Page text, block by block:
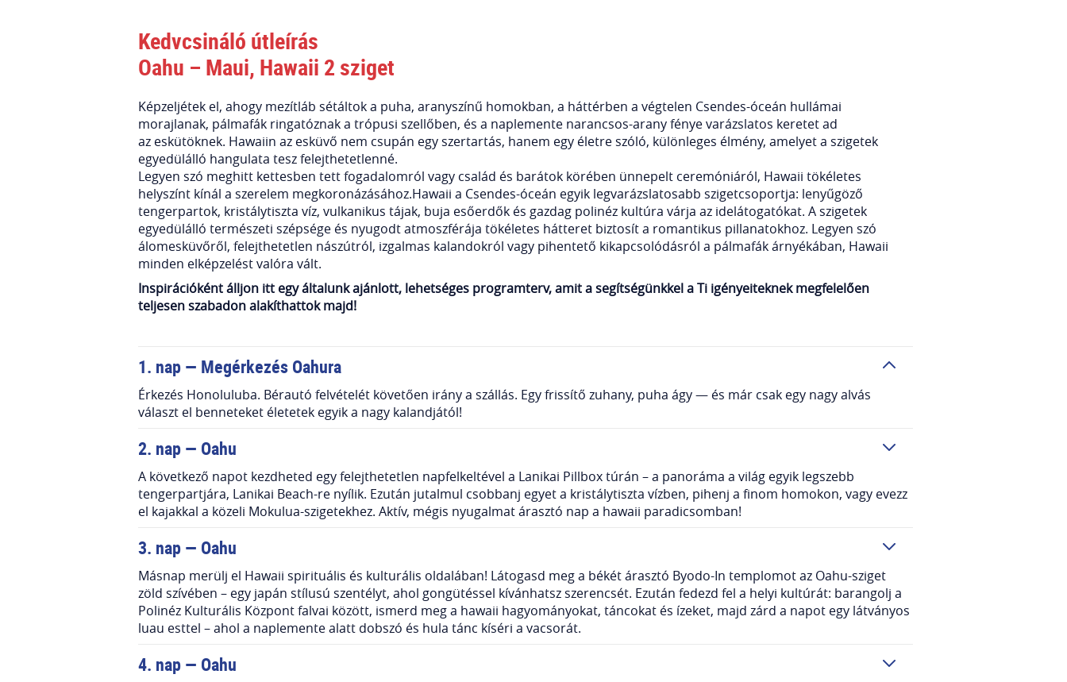
Kedvcsináló útleírás
Oahu – Maui, Hawaii 2 sziget
Képzeljétek el, ahogy mezítláb sétáltok a puha, aranyszínű homokban, a háttérben a végtelen Csendes-óceán hullámai
morajlanak, pálmafák ringatóznak a trópusi szellőben, és a naplemente narancsos-arany fénye varázslatos keretet ad
az eskütöknek. Hawaiin az esküvő nem csupán egy szertartás, hanem egy életre szóló, különleges élmény, amelyet a szigetek
egyedülálló hangulata tesz felejthetetlenné.
Legyen szó meghitt kettesben tett fogadalomról vagy család és barátok körében ünnepelt ceremóniáról, Hawaii tökéletes
helyszínt kínál a szerelem megkoronázásához.Hawaii a Csendes-óceán egyik legvarázslatosabb szigetcsoportja: lenyűgöző
tengerpartok, kristálytiszta víz, vulkanikus tájak, buja esőerdők és gazdag polinéz kultúra várja az idelátogatókat. A szigetek
egyedülálló természeti szépsége és nyugodt atmoszférája tökéletes hátteret biztosít a romantikus pillanatokhoz. Legyen szó
álomesküvőről, felejthetetlen nászútról, izgalmas kalandokról vagy pihentető kikapcsolódásról a pálmafák árnyékában, Hawaii
minden elképzelést valóra vált.
Inspirációként álljon itt egy általunk ajánlott, lehetséges programterv, amit a segítségünkkel a Ti igényeiteknek megfelelően
teljesen szabadon alakíthattok majd!
1. nap — Megérkezés Oahura
Érkezés Honoluluba. Bérautó felvételét követően irány a szállás. Egy frissítő zuhany, puha ágy — és már csak egy nagy alvás
választ el benneteket életetek egyik a nagy kalandjától!
2. nap — Oahu
A következő napot kezdheted egy felejthetetlen napfelkeltével a Lanikai Pillbox túrán – a panoráma a világ egyik legszebb
tengerpartjára, Lanikai Beach-re nyílik. Ezután jutalmul csobbanj egyet a kristálytiszta vízben, pihenj a finom homokon, vagy evezz
el kajakkal a közeli Mokulua-szigetekhez. Aktív, mégis nyugalmat árasztó nap a hawaii paradicsomban!
3. nap — Oahu
Másnap merülj el Hawaii spirituális és kulturális oldalában! Látogasd meg a békét árasztó Byodo-In templomot az Oahu-sziget
zöld szívében – egy japán stílusú szentélyt, ahol gongütéssel kívánhatsz szerencsét. Ezután fedezd fel a helyi kultúrát: barangolj a
Polinéz Kulturális Központ falvai között, ismerd meg a hawaii hagyományokat, táncokat és ízeket, majd zárd a napot egy látványos
luau esttel – ahol a naplemente alatt dobszó és hula tánc kíséri a vacsorát.
4. nap — Oahu